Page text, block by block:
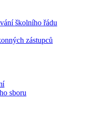
školního řádu
zástupců
sboru